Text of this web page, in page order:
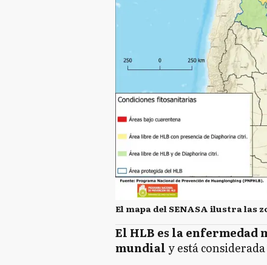
El mapa del SENASA ilustra las
El HLB es la enfermedad
mundial y está